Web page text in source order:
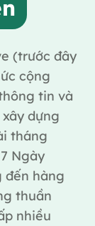
(trước đây
cộng
tin và
dựng
tháng
Ngày
đến hàng
thuần
nhiều